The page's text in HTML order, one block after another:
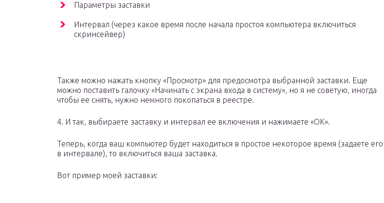
Параметры заставки
Интервал (через какое время после начала простоя компьютера включиться
скринсейвер)
Также можно нажать кнопку «Просмотр» для предосмотра выбранной заставки. Еще
можно поставить галочку «Начинать с экрана входа в систему», но я не советую, иногда
чтобы ее снять, нужно немного покопаться в реестре.
4. И так, выбираете заставку и интервал ее включения и нажимаете «ОК».
Теперь, когда ваш компьютер будет находиться в простое некоторое время (задаете его
в интервале), то включиться ваша заставка.
Вот пример моей заставки: